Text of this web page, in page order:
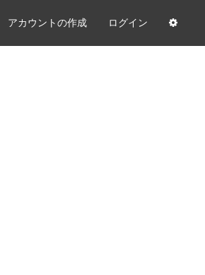
アカウントの作成 ログイン